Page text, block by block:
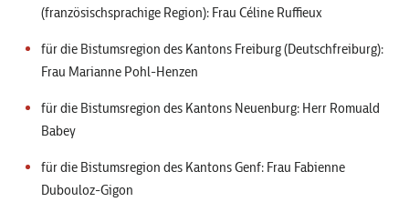
(französischsprachige Region): Frau Céline Ruffieux
für die Bistumsregion des Kantons Freiburg (Deutschfreiburg):
Frau Marianne Pohl-Henzen
für die Bistumsregion des Kantons Neuenburg: Herr Romuald
Babey
für die Bistumsregion des Kantons Genf: Frau Fabienne
Dubouloz-Gigon